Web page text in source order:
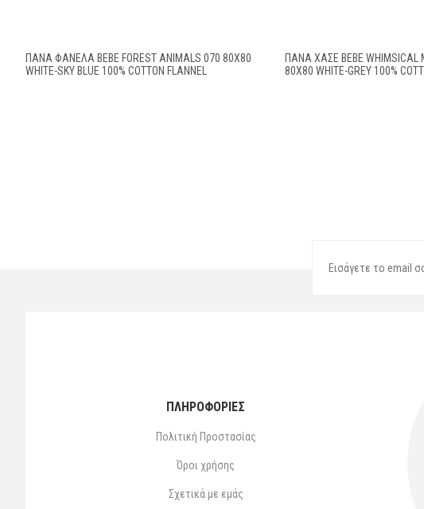
ΠΆΝΑ ΦΑΝΈΛΑ BEBE FOREST ANIMALS 070 80X80
WHITE-SKY BLUE 100% COTTON FLANNEL
ΠΆΝΑ ΧΑΣΈ BEBE WHIMSICAL
80X80 WHITE-GREY 100%
ΠΛΗΡΟΦΟΡΙΕΣ
Πολιτική Προστασίας
Όροι χρήσης
Σχετικά με εμάς